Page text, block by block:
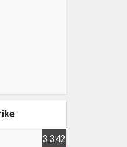
3.342